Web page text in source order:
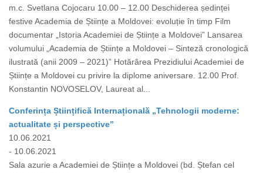
m.c. Svetlana Cojocaru 10.00 – 12.00 Deschiderea ședinței
festive Academia de Științe a Moldovei: evoluție în timp Film
documentar „Istoria Academiei de Științe a Moldovei” Lansarea
volumului „Academia de Științe a Moldovei – Sinteză cronologică
ilustrată (anii 2009 – 2021)” Hotărârea Prezidiului Academiei de
Științe a Moldovei cu privire la diplome aniversare. 12.00 Prof.
Konstantin NOVOSELOV, Laureat al...
Conferința Științifică Internațională „Tehnologii moderne:
actualitate și perspective”
10.06.2021
- 10.06.2021
Sala azurie a Academiei de Științe a Moldovei (bd. Ștefan cel